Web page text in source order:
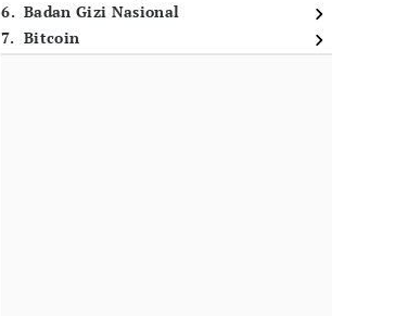
6. Badan Gizi Nasional
7. Bitcoin